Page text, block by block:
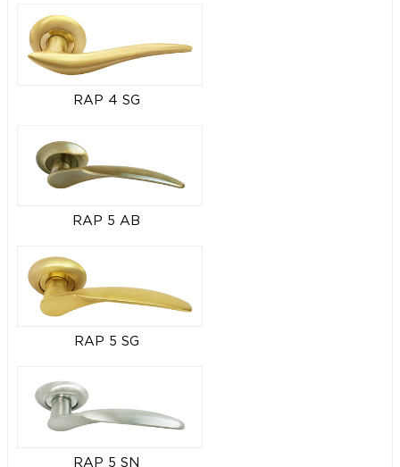
RAP 4 SG
RAP 5 AB
RAP 5 SG
RAP 5 SN